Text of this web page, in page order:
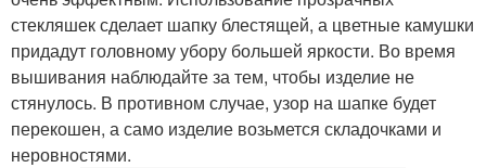
стекляшек сделает шапку блестящей, а цветные камушки
придадут головному убору большей яркости. Во время
вышивания наблюдайте за тем, чтобы изделие не
стянулось. В противном случае, узор на шапке будет
перекошен, а само изделие возьмется складочками и
неровностями.